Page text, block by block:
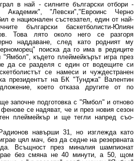
в най - силните български отбори -
Академик", "Левски","Евроинс Черно
е национален състезател, един от най-
български баскетболисти-Юлиян
Това лято около него се разгоря
наддаване, след като родният му
поиска да го има в редиците
"Ямбол", където плеймейкърът игра през
да се разделя с един от водещите си
се намеси и чуждестранен
президентът на БК "Тунджа" Валентин
което отказа другите от по
започне подготовка с "Ямбол" и отново
се надяват, че и през новия сезон
плеймейкър и ще тегли напред съо­
навърши 31, но изглежда като
цял мач, без да седне на резервната
Всъщност през миналия шампионат
без смяна не 40 минути, а 50, щом